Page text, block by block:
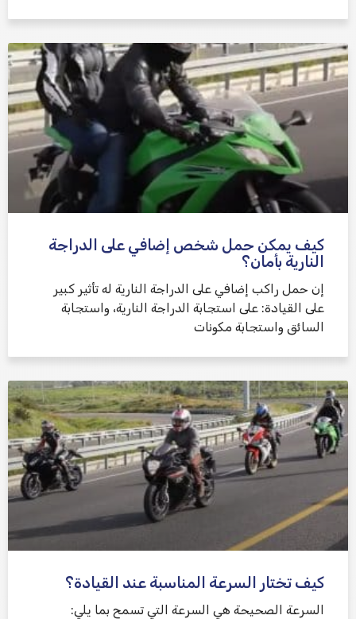
كيف يمكن حمل شخص إضافي على الدراجة
النارية بأمان؟
إن حمل راكب إضافي على الدراجة النارية له تأثير كبير
على القيادة: على استجابة الدراجة النارية، واستجابة
السائق واستجابة مكونات
كيف تختار السرعة المناسبة عند القيادة؟
السرعة الصحيحة هي السرعة التي تسمح بما يلي: